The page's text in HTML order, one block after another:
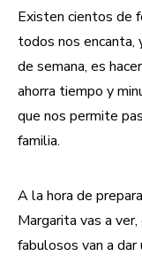
Existen cientos de
todos nos encanta,
de semana, es
ahorra tiempo y
que nos permite
familia.
A la hora de
Margarita vas a
fabulosos van a